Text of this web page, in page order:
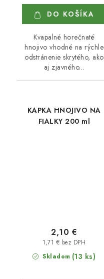
DO KOŠÍKA
Kvapalné horečnaté
hnojivo vhodné na rýchle
odstránenie skrytého, ako
aj zjavného...
KAPKA HNOJIVO NA
FIALKY 200 ml
Skladom (13 ks)
1,71 € bez DPH
2,10 €